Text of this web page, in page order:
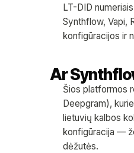
LT-DID
Synthflow, Vapi,
konfigūracijos ir
Ar
Šios platformos
Deepgram),
lietuvių kalbos
konfigūracija —
dėžutės.